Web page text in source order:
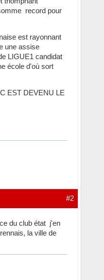
record pour
est rayonnant
une assise
LIGUE1 candidat
école d'où sort
EST DEVENU LE
#2
du club état j'en
la ville de